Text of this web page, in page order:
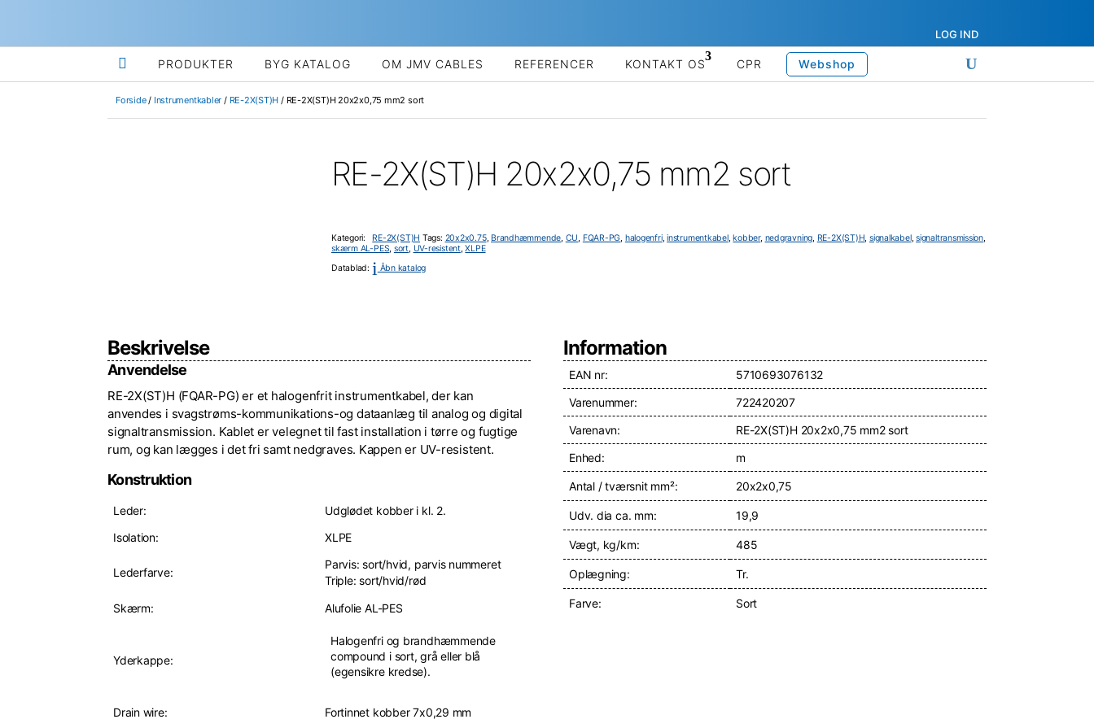
LOG IND
 PRODUKTER BYG KATALOG OM JMV CABLES REFERENCER KONTAKT OS CPR Webshop
Forside/ Instrumentkabler / RE-2X(ST)H / RE-2X(ST)H 20x2x0,75 mm2 sort
RE-2X(ST)H 20x2x0,75 mm2 sort
Kategori: RE-2X(ST)H Tags: 20x2x0.75, Brandhæmmende, CU, FQAR-PG, halogenfri,instrumentkabel, kobber, nedgravning, RE-2X(ST)H, signalkabel,signaltransmission,
skærm AL-PES, sort, UV-resistent,XLPE
Datablad: i Åbn katalog
Information
EAN nr:
5710693076132
Varenummer:
722420207
Varenavn:
RE-2X(ST)H 20x2x0,75 mm2 sort
Enhed:
m
Antal / tværsnit mm²: 20x2x0,75
Udv. dia ca. mm: 19,9
Vægt, kg/km: 485
Oplægning: Tr.
Farve: Sort
Beskrivelse
Anvendelse
RE-2X(ST)H (FQAR-PG) er et halogenfrit instrumentkabel, der kan
anvendes i svagstrøms-kommunikations-og dataanlæg til analog og digital
signaltransmission. Kablet er velegnet til fast installation i tørre og fugtige
rum, og kan lægges i det fri samt nedgraves. Kappen er UV-resistent.
Konstruktion
Leder:
Udglødet kobber i kl. 2.
Isolation:
XLPE
Lederfarve:
Parvis: sort/hvid, parvis nummeret
Triple: sort/hvid/rød
Skærm:
Alufolie AL-PES
Yderkappe:
Halogenfri og brandhæmmende
compound i sort, grå eller blå
(egensikre kredse).
Drain wire: Fortinnet kobber 7x0,29 mm